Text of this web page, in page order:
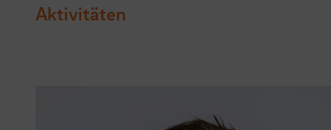
Aktivitäten